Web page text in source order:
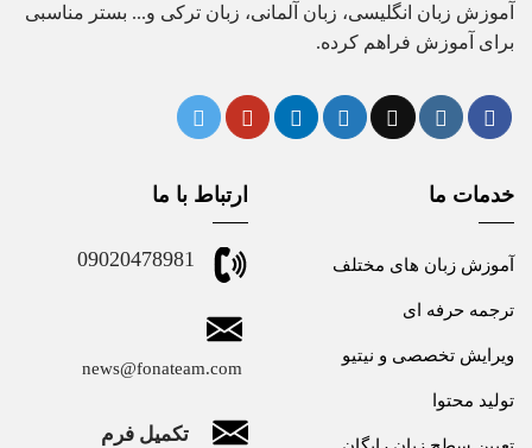
آموزش زبان انگلیسی، زبان آلمانی، زبان ترکی و... بستر مناسبی
برای آموزش فراهم کرده.
خدمات ما
آموزش زبان های مختلف
ترجمه حرفه ای
ویرایش تخصصی و نیتیو
تولید محتوا
ارتباط با ما
09020478981
news@fonateam.com
تکمیل فرم